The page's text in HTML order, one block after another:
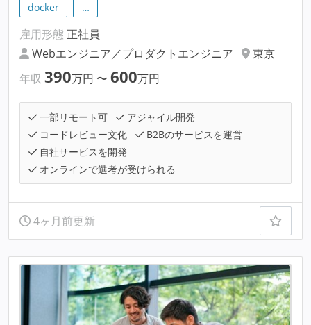
docker
…
雇用形態 正社員
Webエンジニア／プロダクトエンジニア
東京
年収 390万円 〜 600万円
一部リモート可
アジャイル開発
コードレビュー文化
B2Bのサービスを運営
自社サービスを開発
オンラインで選考が受けられる
4ヶ月前更新